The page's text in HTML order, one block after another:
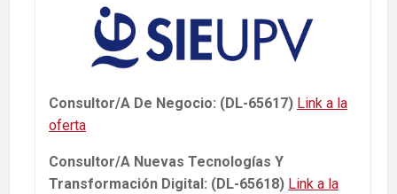
Consultor/A De Negocio: (DL-65617) Link a la
oferta
Consultor/A Nuevas Tecnologías Y
Transformación Digital: (DL-65618) Link a la